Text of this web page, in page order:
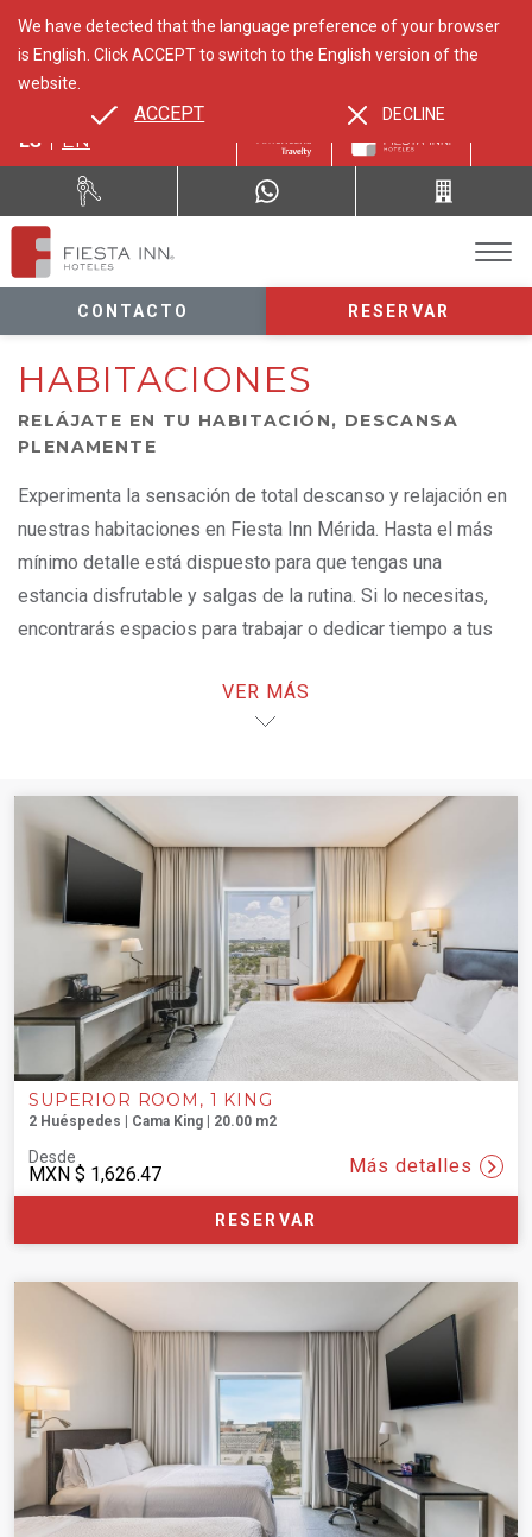
ES EN
CONTACTO RESERVAR
We have detected that the language preference of your browser
is English. Click ACCEPT to switch to the English version of the
website.
ACCEPT DECLINE
HABITACIONES
RELÁJATE EN TU HABITACIÓN, DESCANSA
PLENAMENTE
Experimenta la sensación de total descanso y relajación en
nuestras habitaciones en Fiesta Inn Mérida. Hasta el más
mínimo detalle está dispuesto para que tengas una
estancia disfrutable y salgas de la rutina. Si lo necesitas,
encontrarás espacios para trabajar o dedicar tiempo a tus
toma un baño, acuéstate, continúa viendo tu programa o
serie favorita. Desconéctate. Disfruta este momento.
¡LA MEJOR TARIFA AQUÍ!
OPENS IN A NEW TAB.
Cancelación gratuita en todas las tarifas, excepto en
aquellas que son no reembolsables.
VER MÁS
SUPERIOR ROOM, 1 KING
2 Huéspedes | Cama King | 20.00 m2
Desde
MXN $ 1,626.47 Más detalles
RESERVAR